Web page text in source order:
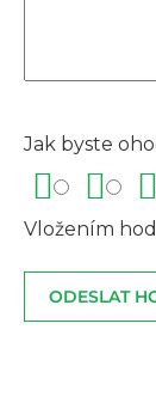
Jak byste
Vložením
ODESLAT